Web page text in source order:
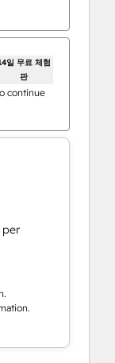
일 무료 체험
판
continue
per